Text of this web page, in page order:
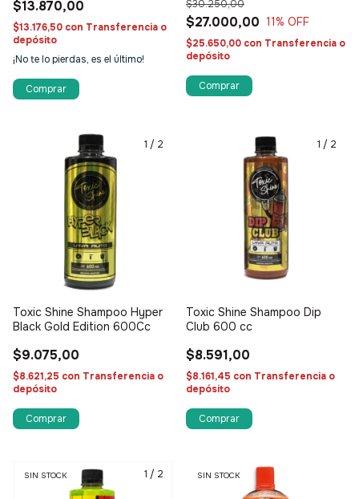
$13.870,00
$13.176,50 con Transferencia o
depósito
¡No te lo pierdas, es el último!
$27.000,00
$30.250,00
11% OFF
$25.650,00 con Transferencia o
depósito
1 / 2
Toxic Shine Shampoo Hyper
Black Gold Edition 600Cc
$9.075,00
$8.621,25 con Transferencia o
depósito
1 / 2
Toxic Shine Shampoo Dip
Club 600 cc
$8.591,00
$8.161,45 con Transferencia o
depósito
1 / 2
SIN STOCK SIN STOCK